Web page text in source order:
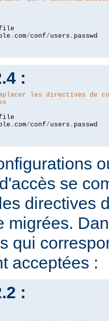
. com/conf/users .
:
les directives de
. com/conf/users .
se
directives
migrées.
qui
acceptées :
: